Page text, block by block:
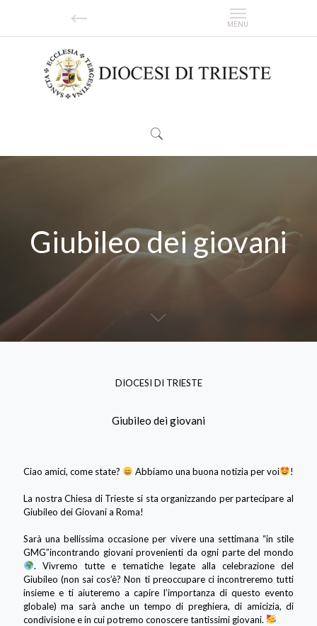
Giubileo dei giovani
DIOCESI DI TRIESTE
Giubileo dei giovani
Ciao amici, come state? Abbiamo una buona notizia per voi !
La nostra Chiesa di Trieste si sta organizzando per partecipare al
Giubileo dei Giovani a Roma!
Sarà una bellissima occasione per vivere una settimana “in stile
GMG”incontrando giovani provenienti da ogni parte del mondo
. Vivremo tutte e tematiche legate alla celebrazione del
Giubileo (non sai cos’è? Non ti preoccupare ci incontreremo tutti
insieme e ti aiuteremo a capire l’importanza di questo evento
globale) ma sarà anche un tempo di preghiera, di amicizia, di
condivisione e in cui potremo conoscere tantissimi giovani.